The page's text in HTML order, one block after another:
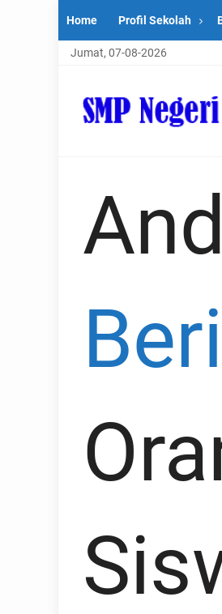
Home Profil Sekolah
Jumat, 07-08-2026